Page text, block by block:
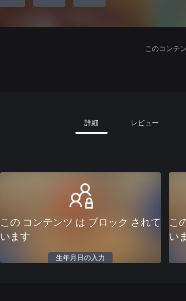
このコンテ
詳細 レビュー
この コンテンツ は ブロック されて
います
生年月日の入力
こ
い